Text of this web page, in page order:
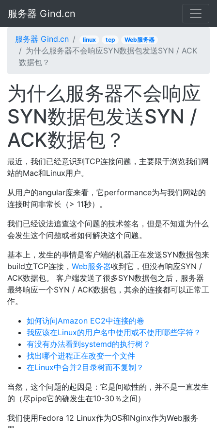
服务器 Gind.cn
服务器 Gind.cn linux tcp Web服务器
为什么服务器不会响应SYN数据包发送SYN / ACK
数据包？
为什么服务器不会响应
SYN数据包发送SYN /
ACK数据包？
最近，我们已经意识到TCP连接问题，主要限于浏览我们网
站的Mac和Linux用户。
从用户的angular度来看，它performance为与我们网站的
连接时间非常长（> 11秒）。
我们已经设法追查这个问题的技术签名，但是不知道为什么
会发生这个问题或者如何解决这个问题。
基本上，发生的事情是客户端的机器正在发送SYN数据包来
build立TCP连接， Web服务器收到它，但没有响应SYN /
ACK数据包。 客户端发送了很多SYN数据包之后，服务器
最终响应一个SYN / ACK数据包，其余的连接都可以正常工
作。
如何访问Amazon EC2中连接的卷
我应该在Linux的用户名中使用或不使用哪些字符？
有没有办法看到systemd的执行树？
找出哪个进程正在改变一个文件
在Linux中合​​并2目录树而不复制？
当然，这个问题的起因是：它是间歇性的，并不是一直发生
的（尽pipe它的确发生在10-30％之间）
我们使用Fedora 12 Linux作为OS和Nginx作为Web服务